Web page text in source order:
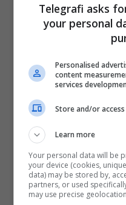
Inteligjenca Artificiale
Telegrafi asks
your personal
Personalised
content
services
Store and/or
Learn more
Your personal data will be
your device (cookies,
data) may be stored by,
partners, or used
may use precise